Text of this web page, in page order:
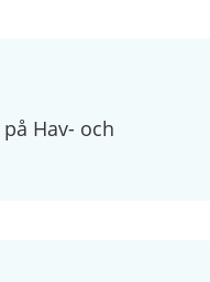
på Hav- och